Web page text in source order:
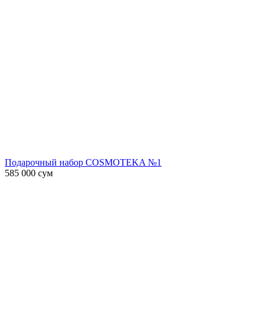
Подарочный набор COSMOTEKA №1
585 000 сум